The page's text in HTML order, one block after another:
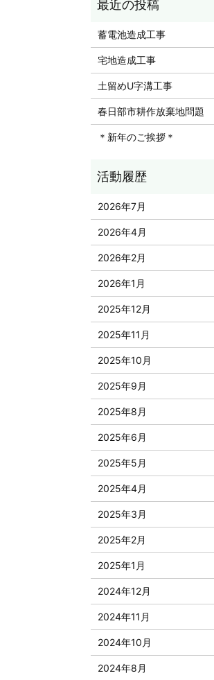
蓄電池造成工事
宅地造成工事
土留めU字溝工事
春日部市耕作放棄地問題
＊新年のご挨拶＊
2026年7月
2026年4月
2026年2月
2026年1月
2025年12月
2025年11月
2025年10月
2025年9月
2025年8月
2025年6月
2025年5月
2025年4月
2025年3月
2025年2月
2025年1月
2024年12月
2024年11月
2024年10月
2024年8月